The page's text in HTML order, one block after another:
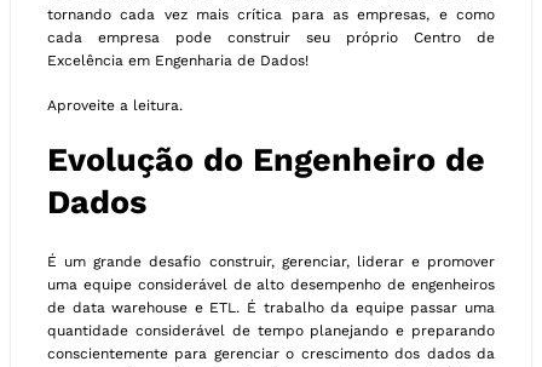
tornando cada vez mais crítica para as empresas, e como
cada empresa pode construir seu próprio Centro de
Excelência em Engenharia de Dados!
Aproveite a leitura.
Evolução do Engenheiro de
Dados
É um grande desafio construir, gerenciar, liderar e promover
uma equipe considerável de alto desempenho de engenheiros
de data warehouse e ETL. É trabalho da equipe passar uma
quantidade considerável de tempo planejando e preparando
conscientemente para gerenciar o crescimento dos dados da